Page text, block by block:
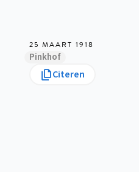
25 MAART 1918
Pinkhof
Citeren